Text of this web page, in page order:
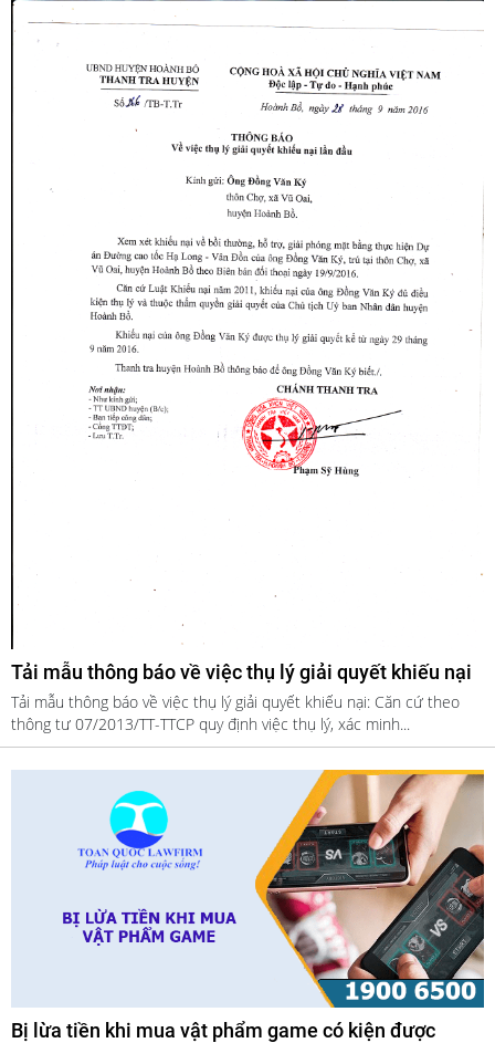
Tải mẫu thông báo về việc thụ lý giải quyết khiếu nại
Tải mẫu thông báo về việc thụ lý giải quyết khiếu nại: Căn cứ theo
thông tư 07/2013/TT-TTCP quy định việc thụ lý, xác minh...
Bị lừa tiền khi mua vật phẩm game có kiện được